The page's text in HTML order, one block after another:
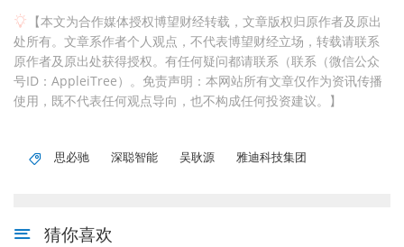
【本文为合作媒体授权博望财经转载，文章版权归原作者及原出
处所有。文章系作者个人观点，不代表博望财经立场，转载请联系
原作者及原出处获得授权。有任何疑问都请联系（联系（微信公众
号ID：AppleiTree）。免责声明：本网站所有文章仅作为资讯传播
使用，既不代表任何观点导向，也不构成任何投资建议。】
思必驰 深聪智能 吴耿源 雅迪科技集团
猜你喜欢